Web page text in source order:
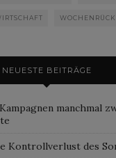
NEUESTE BEITRÄGE
manchmal
Kontrollverlust des